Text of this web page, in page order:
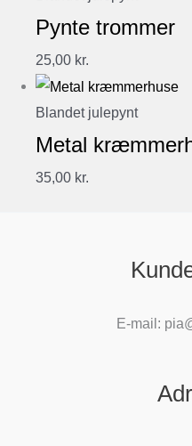
Pynte trommer
25,00 kr.
Blandet julepynt
Metal
35,00 kr.
E-mail: